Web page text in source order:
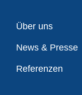
Übersicht
Über uns
News & Presse
Referenzen